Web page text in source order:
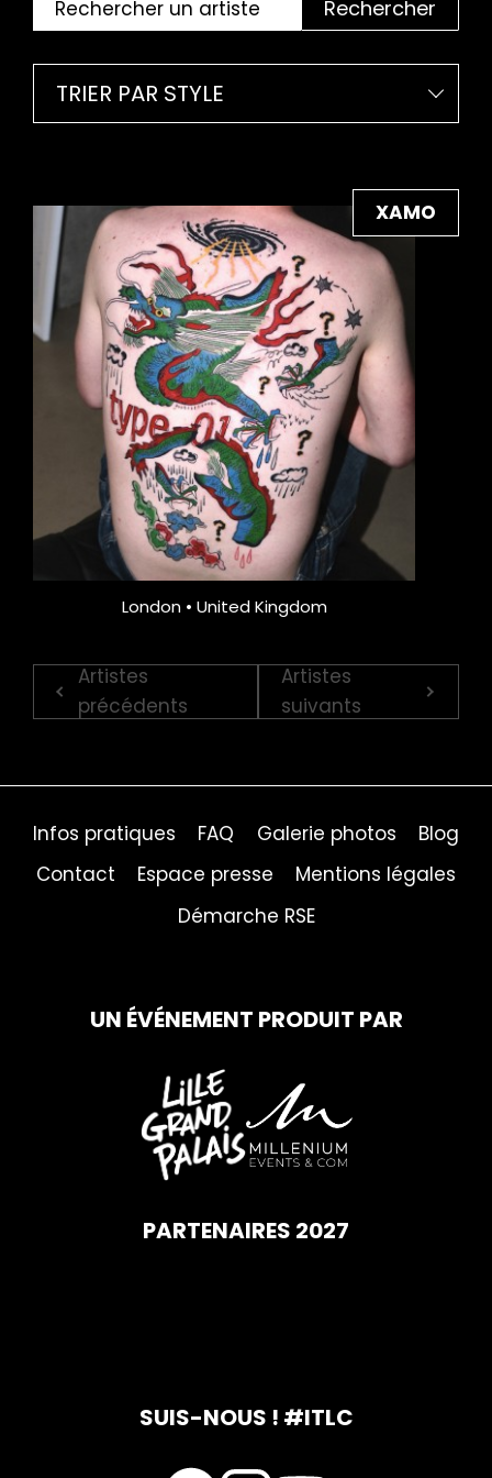
Rechercher
TRIER PAR STYLE
XAMO
London • United Kingdom
Artistes
précédents
Artistes
suivants
Infos pratiques FAQ Galerie photos
Blog
Contact
Espace presse
Mentions légales
Démarche RSE
UN ÉVÉNEMENT PRODUIT PAR
PARTENAIRES 2027
SUIS-NOUS ! #ITLC